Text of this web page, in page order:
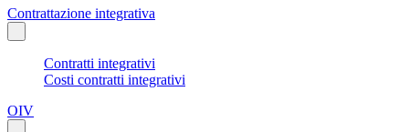
Contrattazione integrativa
Contratti integrativi
Costi contratti integrativi
OIV